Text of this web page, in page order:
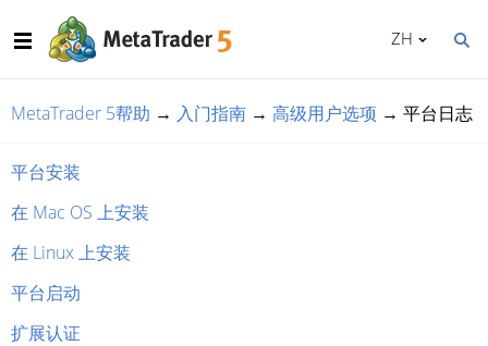
ZH
MetaTrader 5帮助 → 入门指南 → 高级用户选项 → 平台日志
平台安装
在 Mac OS 上安装
在 Linux 上安装
平台启动
扩展认证